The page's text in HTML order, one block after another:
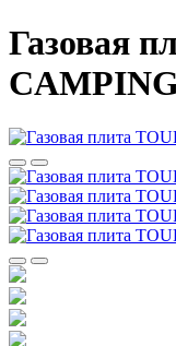
Газовая